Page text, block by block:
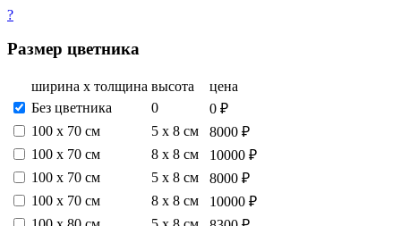
?
Размер цветника
ширина х толщина высота
цена
Без цветника
0
0 ₽
100 х 70 см
5 х 8 см
8000 ₽
100 х 70 см
8 х 8 см
10000 ₽
100 х 70 см
5 х 8 см
8000 ₽
100 х 70 см
8 х 8 см
10000 ₽